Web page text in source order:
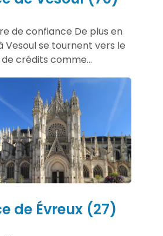
de confiance De plus en
Vesoul se tournent vers le
crédits comme...
de Évreux (27)